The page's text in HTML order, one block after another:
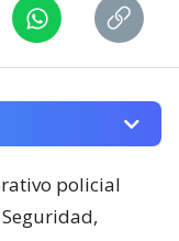
policial